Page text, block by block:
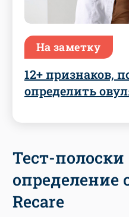
На заметку
12+ признаков,
определить
Тест-полоски
определение
Recare